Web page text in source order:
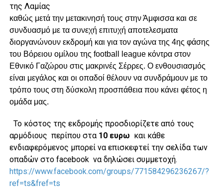
της Λαμίας
καθώς μετά την μετακινησή τους στην Άμφισσα και σε
συνδυασμό με τα συνεχή επιτυχή αποτελεσματα
διοργανώνουν εκδρομή και για τον αγώνα της 4ης φάσης
του Βόρειου ομίλου της football league κόντρα στον
Εθνικό Γαζώρου στις μακρινές Σέρρες. Ο ενθουσιασμός
είναι μεγάλος και οι οπαδοί θέλουν να συνδράμουν με το
τρόπο τους στη δύσκολη προσπάθεια που κάνει φέτος η
ομάδα μας.
Το κόστος της εκδρομής προσδιορίζετε από τους
αρμόδιους περίπου στα 10 ευρω και κάθε
ενδιαφερόμενος μπορεί να επισκεφτεί την σελίδα των
οπαδών στο facebook να δηλώσει συμμετοχή.
https://www.facebook.com/groups/771584296236267/?
ref=ts&fref=ts